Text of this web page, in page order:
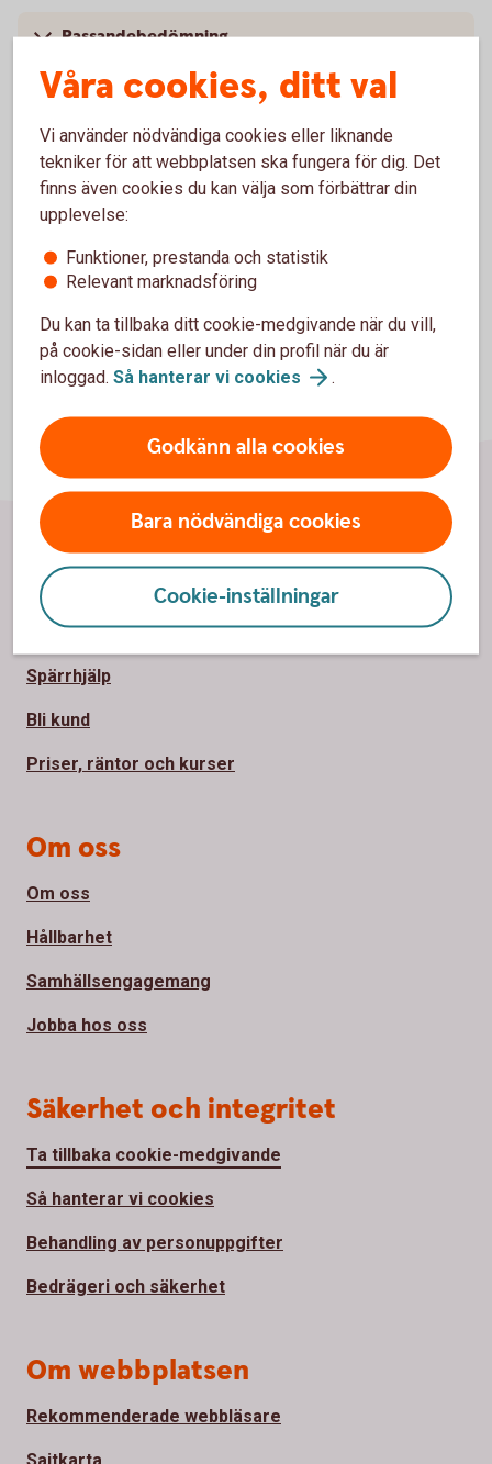
Passandebedömning
Lägre informationskrav
Minimala listningskrav
Manuell handel
Våra cookies, ditt val
Vi använder nödvändiga cookies eller liknande
tekniker för att webbplatsen ska fungera för dig. Det
finns även cookies du kan välja som förbättrar din
upplevelse:
Funktioner, prestanda och statistik
Relevant marknadsföring
Du kan ta tillbaka ditt cookie-medgivande när du vill,
på cookie-sidan eller under din profil när du är
inloggad. Så hanterar vi cookies .
Godkänn alla cookies
Bara nödvändiga cookies
Cookie-inställningar
Sidfot
Hitta snabbt
Kontakta oss
Spärrhjälp
Bli kund
Priser, räntor och kurser
Om oss
Om oss
Hållbarhet
Samhällsengagemang
Jobba hos oss
Säkerhet och integritet
Ta tillbaka cookie-medgivande
Så hanterar vi cookies
Behandling av personuppgifter
Bedrägeri och säkerhet
Om webbplatsen
Rekommenderade webbläsare